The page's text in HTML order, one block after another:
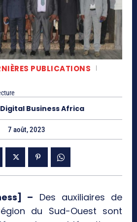
PUBLICATIONS
Digital Business Africa
7 août, 2023
– Des auxiliaires de
du Sud-Ouest sont